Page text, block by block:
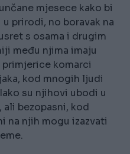
mjesece kako bi
prirodi, no boravak na
s osama i drugim
među njima imaju
primjerice komarci
kod mnogih ljudi
su njihovi ubodi u
bezopasni, kod
na njih mogu izazvati